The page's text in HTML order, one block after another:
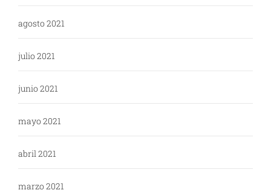
agosto 2021
julio 2021
junio 2021
mayo 2021
abril 2021
marzo 2021